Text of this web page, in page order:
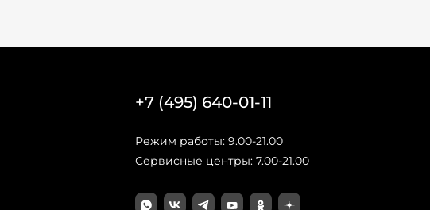
+7 (495) 640-01-11
Режим работы: 9.00-21.00
Сервисные центры: 7.00-21.00